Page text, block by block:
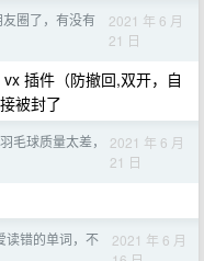
圈了，有没有
2021 年 6 月
21 日
插件（防撤回,双开，自
被封了
毛球质量太差，
2021 年 6 月
21 日
读错的单词，不
2021 年 6 月